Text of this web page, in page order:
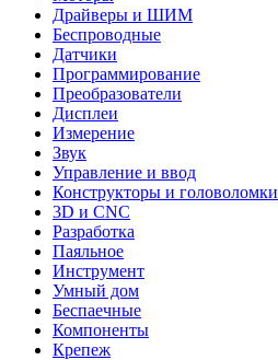
Драйверы и ШИМ
Беспроводные
Датчики
Программирование
Преобразователи
Дисплеи
Измерение
Звук
Управление и ввод
Конструкторы и головоломки
3D и CNC
Разработка
Паяльное
Инструмент
Умный дом
Беспаечные
Компоненты
Крепеж